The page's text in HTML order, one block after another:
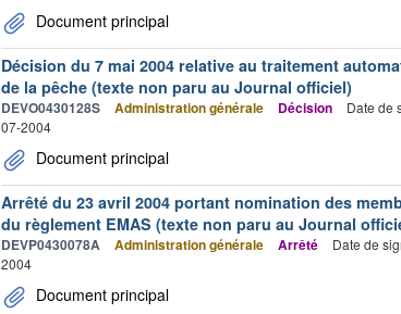
Document principal
Décision du 7 mai 2004 relative au traitement
de la pêche (texte non paru au Journal officiel)
DEVO0430128S Administration générale Décision Date de
07-2004
Document principal
Arrêté du 23 avril 2004 portant nomination des
du règlement EMAS (texte non paru au Journal
DEVP0430078A Administration générale Arrêté Date de
2004
Document principal